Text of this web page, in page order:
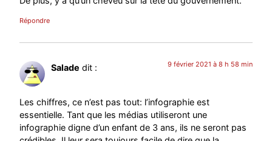
Répondre
Salade dit : 9 février 2021 à 8 h 58 min
Les chiffres, ce n’est pas tout: l’infographie est
essentielle. Tant que les médias utiliseront une
infographie digne d’un enfant de 3 ans, ils ne seront pas